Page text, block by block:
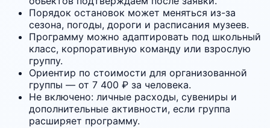
Порядок остановок может меняться из-за
сезона, погоды, дороги и расписания музеев.
Программу можно адаптировать под школьный
класс, корпоративную команду или взрослую
группу.
Ориентир по стоимости для организованной
группы — от 7 400 ₽ за человека.
Не включено: личные расходы, сувениры и
дополнительные активности, если группа
расширяет программу.